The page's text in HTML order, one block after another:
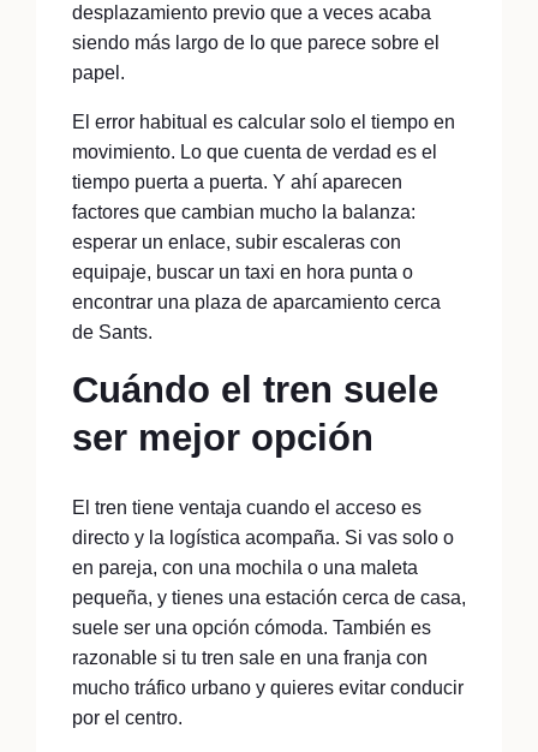
desplazamiento previo que a veces acaba
siendo más largo de lo que parece sobre el
papel.
El error habitual es calcular solo el tiempo en
movimiento. Lo que cuenta de verdad es el
tiempo puerta a puerta. Y ahí aparecen
factores que cambian mucho la balanza:
esperar un enlace, subir escaleras con
equipaje, buscar un taxi en hora punta o
encontrar una plaza de aparcamiento cerca
de Sants.
Cuándo el tren suele
ser mejor opción
El tren tiene ventaja cuando el acceso es
directo y la logística acompaña. Si vas solo o
en pareja, con una mochila o una maleta
pequeña, y tienes una estación cerca de casa,
suele ser una opción cómoda. También es
razonable si tu tren sale en una franja con
mucho tráfico urbano y quieres evitar conducir
por el centro.